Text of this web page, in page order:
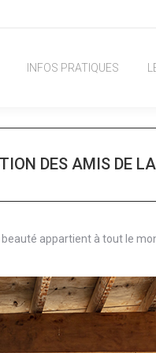
INFOS PRATIQUES
DES AMIS DE
appartient à tout le